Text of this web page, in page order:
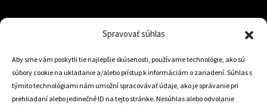
Spravovať súhlas
Aby sme vám poskytli tie najlepšie skúsenosti, používame technológie, ako sú
súbory cookie na ukladanie a/alebo prístup k informáciám o zariadení. Súhlas s
týmito technológiami nám umožní spracovávať údaje, ako je správanie pri
prehliadaní alebo jedinečné ID na tejto stránke. Nesúhlas alebo odvolanie
Trstená 02801